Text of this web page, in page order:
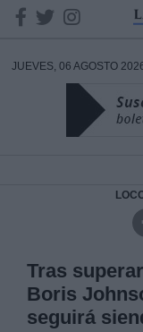
JUEVES, 06 AGOSTO
Tras
Boris
seguirá
DATOS
Legitimación: